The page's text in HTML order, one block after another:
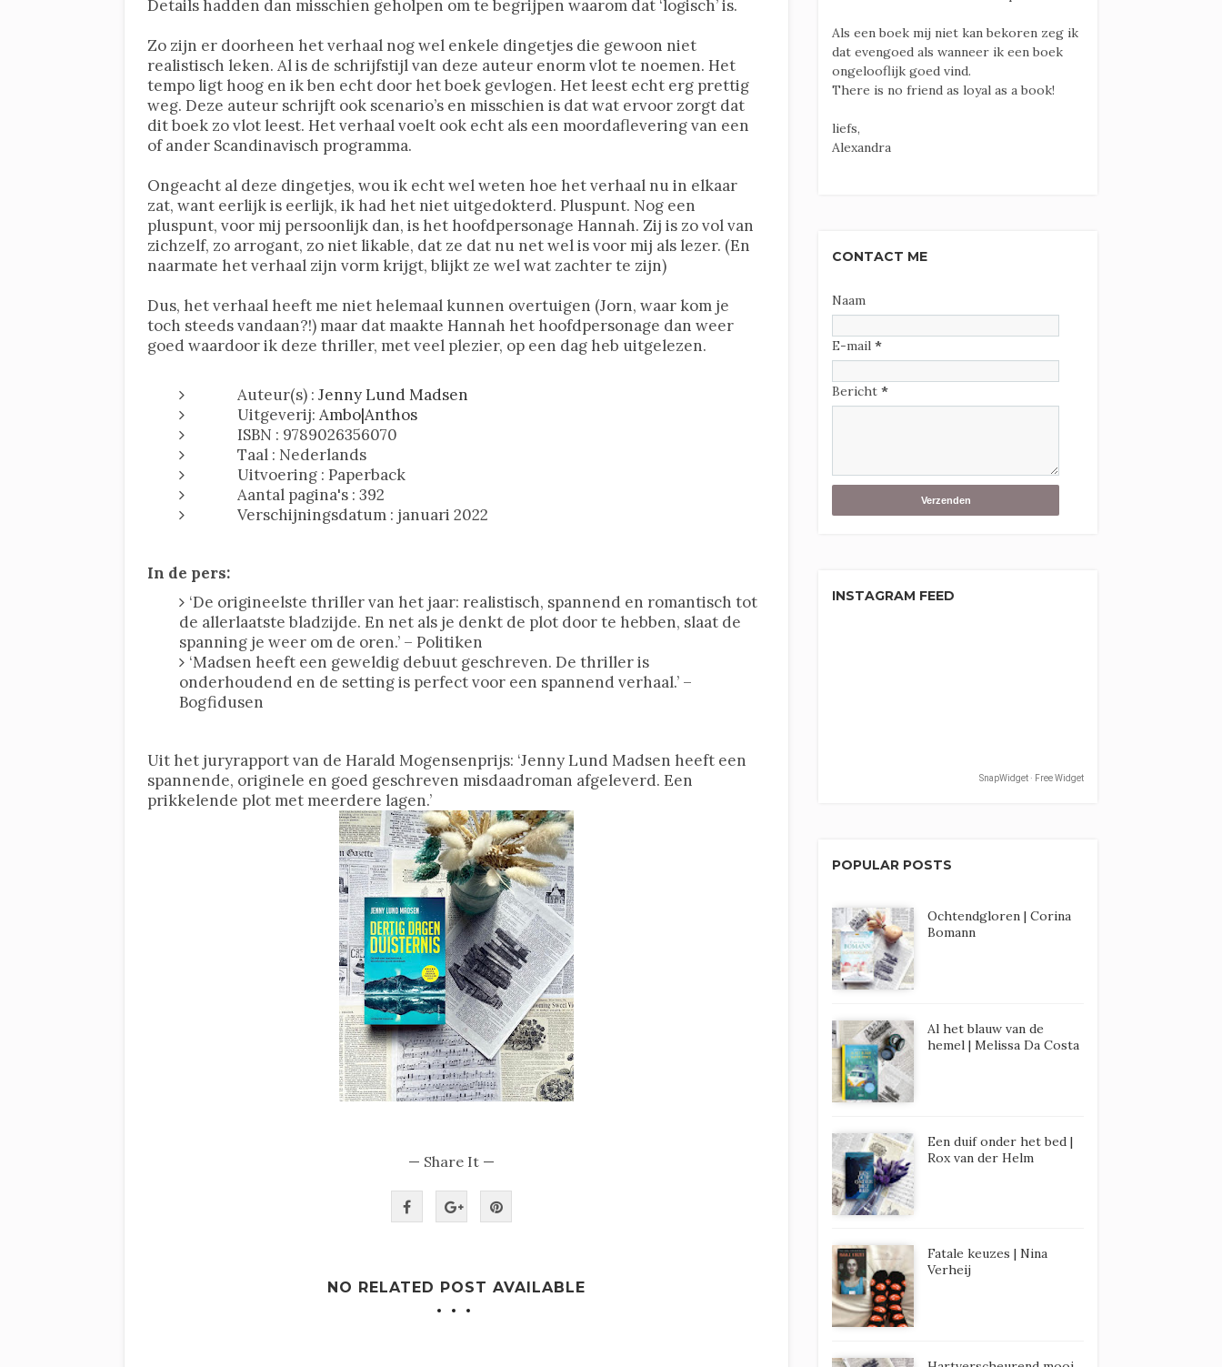
Details hadden dan misschien geholpen om te begrijpen waarom dat ‘logisch’ is.
Zo zijn er doorheen het verhaal nog wel enkele dingetjes die gewoon niet
realistisch leken. Al is de schrijfstijl van deze auteur enorm vlot te noemen. Het
tempo ligt hoog en ik ben echt door het boek gevlogen. Het leest echt erg prettig
weg. Deze auteur schrijft ook scenario’s en misschien is dat wat ervoor zorgt dat
dit boek zo vlot leest. Het verhaal voelt ook echt als een moordaflevering van een
of ander Scandinavisch programma.
Ongeacht al deze dingetjes, wou ik echt wel weten hoe het verhaal nu in elkaar
zat, want eerlijk is eerlijk, ik had het niet uitgedokterd. Pluspunt. Nog een
pluspunt, voor mij persoonlijk dan, is het hoofdpersonage Hannah. Zij is zo vol van
zichzelf, zo arrogant, zo niet likable, dat ze dat nu net wel is voor mij als lezer. (En
naarmate het verhaal zijn vorm krijgt, blijkt ze wel wat zachter te zijn)
Dus, het verhaal heeft me niet helemaal kunnen overtuigen (Jorn, waar kom je
toch steeds vandaan?!) maar dat maakte Hannah het hoofdpersonage dan weer
goed waardoor ik deze thriller, met veel plezier, op een dag heb uitgelezen.
Auteur(s) : Jenny Lund Madsen
Uitgeverij: Ambo|Anthos
ISBN : 9789026356070
Taal : Nederlands
Uitvoering : Paperback
Aantal pagina's : 392
Verschijningsdatum : januari 2022
In de pers:
‘De origineelste thriller van het jaar: realistisch, spannend en romantisch tot
de allerlaatste bladzijde. En net als je denkt de plot door te hebben, slaat de
spanning je weer om de oren.’ – Politiken
‘Madsen heeft een geweldig debuut geschreven. De thriller is
onderhoudend en de setting is perfect voor een spannend verhaal.’ –
Bogfidusen
Uit het juryrapport van de Harald Mogensenprijs: ‘Jenny Lund Madsen heeft een
spannende, originele en goed geschreven misdaadroman afgeleverd. Een
prikkelende plot met meerdere lagen.’
— Share It —
NO RELATED POST AVAILABLE
Als een boek mij niet kan bekoren zeg ik
dat evengoed als wanneer ik een boek
ongelooflijk goed vind.
There is no friend as loyal as a book!
liefs,
Alexandra
CONTACT ME
Naam
E-mail*
Bericht*
INSTAGRAM FEED
SnapWidget · Free Widget
POPULAR POSTS
Ochtendgloren | Corina
Bomann
Al het blauw van de
hemel | Melissa Da Costa
Een duif onder het bed |
Rox van der Helm
Fatale keuzes | Nina
Verheij